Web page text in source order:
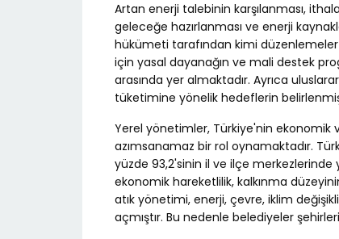
Artan enerji talebinin karşılanması,
geleceğe hazırlanması ve enerji
hükümeti tarafından kimi düzenlemeler
için yasal dayanağın ve mali destek
arasında yer almaktadır. Ayrıca
tüketimine yönelik hedeflerin
Yerel yönetimler, Türkiye'nin ekonomik
azımsanamaz bir rol oynamaktadır.
yüzde 93,2'sinin il ve ilçe
ekonomik hareketlilik, kalkınma
atık yönetimi, enerji, çevre, iklim
açmıştır. Bu nedenle belediyeler